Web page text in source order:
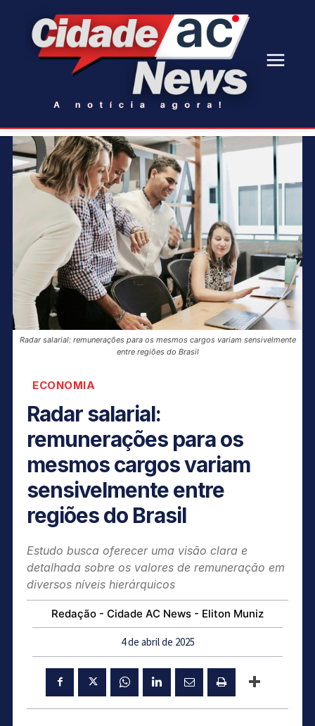
Radar salarial: remunerações para os mesmos cargos variam sensivelmente
entre regiões do Brasil
ECONOMIA
Radar salarial:
remunerações para os
mesmos cargos variam
sensivelmente entre
regiões do Brasil
Estudo busca oferecer uma visão clara e
detalhada sobre os valores de remuneração em
diversos níveis hierárquicos
Redação - Cidade AC News - Eliton Muniz
4 de abril de 2025